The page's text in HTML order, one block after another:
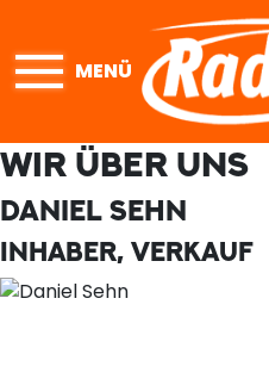
MENÜ
WIR ÜBER UNS
DANIEL SEHN
INHABER, VERKAUF